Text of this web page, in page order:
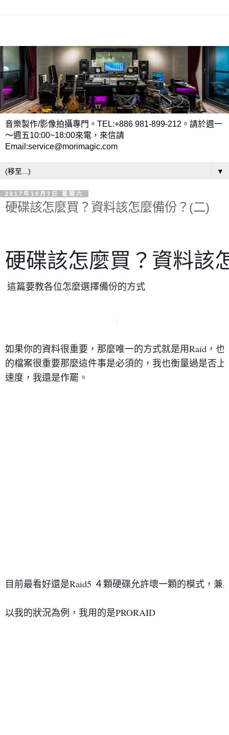
音樂製作/影像拍攝專門。TEL:+886 981-899-212。請於週一
～週五10:00~18:00來電，來信請
Email:service@morimagic.com
▼
2017年10月7日 星期六
硬碟該怎麼買？資料該怎麼備份？(二)
硬碟該怎麼買？資料該
這篇要教各位怎麼選擇備份的方式
如果你的資料很重要，那麼唯一的方式就是用Raid，
的檔案很重要那麼這件事是必須的，我也衡量過是否
速度，我還是作罷。
目前最看好還是Raid5 ４顆硬碟允許壞一顆的模式，兼
以我的狀況為例，我用的是PRORAID